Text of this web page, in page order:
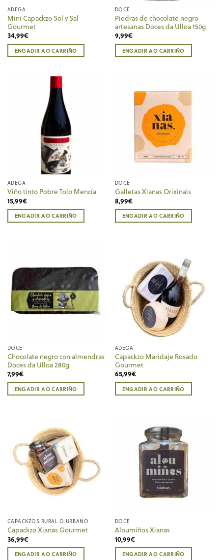
ADEGA
Mini Capackzo Sol y Sal
Gourmet
34,99€
ENGADIR AO CARRIÑO
DOCE
Piedras de chocolate negro
artesanas Doces da Ulloa 150g
9,99€
ENGADIR AO CARRIÑO
ADEGA
Viño tinto Pobre Tolo Mencía
15,99€
ENGADIR AO CARRIÑO
DOCE
Galletas Xianas Orixinais
8,99€
ENGADIR AO CARRIÑO
DOCE
Chocolate negro con almendras
Doces da Ulloa 280g
7,99€
ENGADIR AO CARRIÑO
ADEGA
Capackzo Maridaje Rosado
Gourmet
65,99€
ENGADIR AO CARRIÑO
CAPACKZOS RURAL O URBANO
Capackzo Xianas Gourmet
36,99€
ENGADIR AO CARRIÑO
DOCE
Aloumiños Xianas
10,99€
ENGADIR AO CARRIÑO